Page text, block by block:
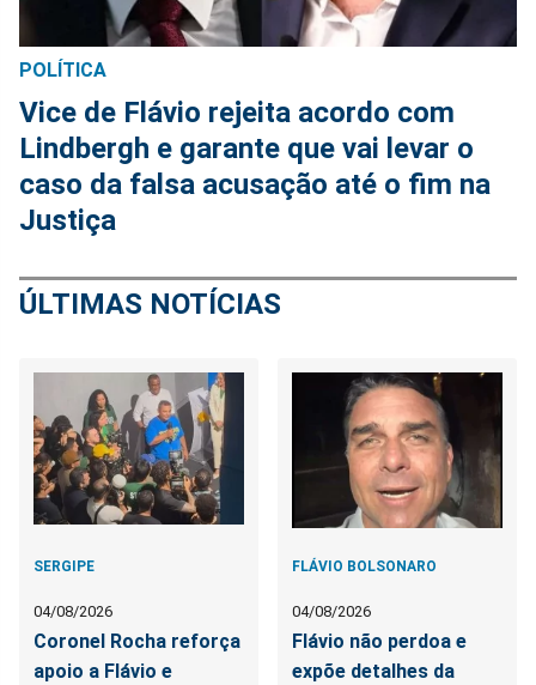
POLÍTICA
Vice de Flávio rejeita acordo com
Lindbergh e garante que vai levar o
caso da falsa acusação até o fim na
Justiça
ÚLTIMAS NOTÍCIAS
SERGIPE
04/08/2026
Coronel Rocha reforça
apoio a Flávio e
FLÁVIO BOLSONARO
04/08/2026
Flávio não perdoa e
expõe detalhes da